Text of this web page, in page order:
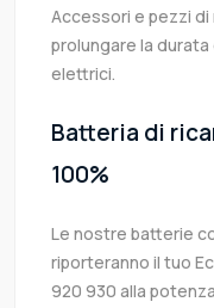
Accessori e pezzi di
prolungare la
elettrici.
Batteria di
100%
Le nostre batterie
riporteranno il tuo
920 930 alla